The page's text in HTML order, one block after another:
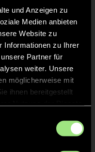
und Anzeigen zu
Medien anbieten
Website zu
Informationen zu Ihrer
Partner für
weiter. Unsere
möglicherweise mit
ihnen bereitgestellt
K = Kapitän